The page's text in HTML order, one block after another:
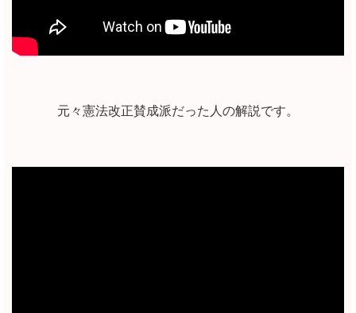
元々憲法改正賛成派だった人の解説です。